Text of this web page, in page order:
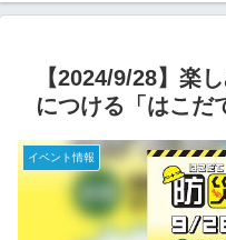
【2024/9/28】楽
につける「はこだ
イベント情報